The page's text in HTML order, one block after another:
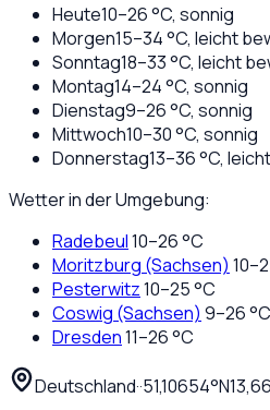
Heute10–26°C, sonnig
Morgen15–34°C, leicht
Sonntag18–33°C, leicht
Montag14–24°C, sonnig
Dienstag9–26°C, sonnig
Mittwoch10–30°C, sonnig
Donnerstag13–36°C,
Wetter in der Umgebung:
Radebeul10–26°C
Moritzburg (Sachsen) 10–
Pesterwitz10–25°C
Coswig (Sachsen) 9–26°C
Dresden11–26°C
Deutschland··51,10654°N